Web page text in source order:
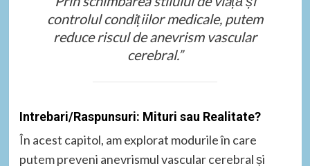
controlul condițiilor medicale, putem
reduce riscul de anevrism vascular
cerebral.”
Intrebari/Raspunsuri: Mituri sau Realitate?
În acest capitol, am explorat modurile în care
putem preveni anevrismul vascular cerebral și